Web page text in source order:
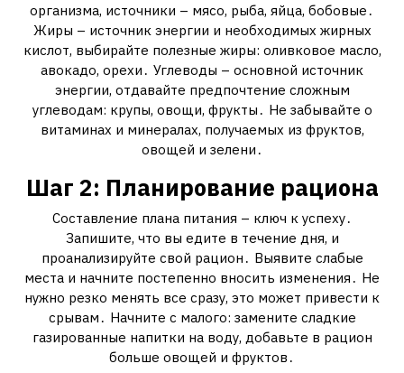
организма, источники – мясо, рыба, яйца, бобовые․
Жиры – источник энергии и необходимых жирных
кислот, выбирайте полезные жиры: оливковое масло,
авокадо, орехи․ Углеводы – основной источник
энергии, отдавайте предпочтение сложным
углеводам: крупы, овощи, фрукты․ Не забывайте о
витаминах и минералах, получаемых из фруктов,
овощей и зелени․
Шаг 2: Планирование рациона
Составление плана питания – ключ к успеху․
Запишите, что вы едите в течение дня, и
проанализируйте свой рацион․ Выявите слабые
места и начните постепенно вносить изменения․ Не
нужно резко менять все сразу, это может привести к
срывам․ Начните с малого: замените сладкие
газированные напитки на воду, добавьте в рацион
больше овощей и фруктов․